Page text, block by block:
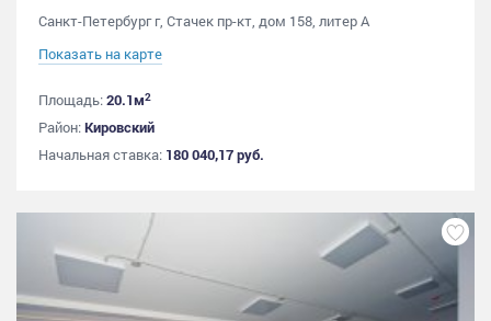
Санкт-Петербург г, Стачек пр-кт, дом 158, литер А
Показать на карте
Площадь:20.1м2
Район:Кировский
Начальная ставка: 180 040,17 руб.